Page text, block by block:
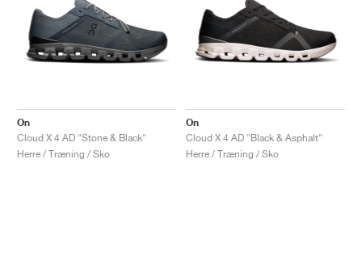
On
Cloud X 4 AD "Stone & Black"
Herre / Træning / Sko
On
Cloud X 4 AD "Black & Asphalt"
Herre / Træning / Sko